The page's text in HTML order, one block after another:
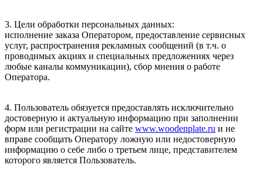
3. Цели обработки персональных данных:
исполнение заказа Оператором, предоставление сервисных
услуг, распространения рекламных сообщений (в т.ч. о
проводимых акциях и специальных предложениях через
любые каналы коммуникации), сбор мнения о работе
Оператора.
4. Пользователь обязуется предоставлять исключительно
достоверную и актуальную информацию при заполнении
форм или регистрации на сайте www.woodenplate.ru и не
вправе сообщать Оператору ложную или недостоверную
информацию о себе либо о третьем лице, представителем
которого является Пользователь.